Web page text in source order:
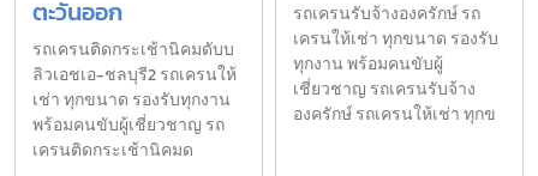
ตะวันออก
รถเครนติดกระเช้านิคมดับบ
ลิวเอชเอ-ชลบุรี2 รถเครนให้
เช่า ทุกขนาด รองรับทุกงาน
พร้อมคนขับผู้เชี่ยวชาญ รถ
เครนติดกระเช้านิคมด
รถเครนรับจ้างองครักษ์ รถ
เครนให้เช่า ทุกขนาด รองรับ
ทุกงาน พร้อมคนขับผู้
เชี่ยวชาญ รถเครนรับจ้าง
องครักษ์ รถเครนให้เช่า ทุกข